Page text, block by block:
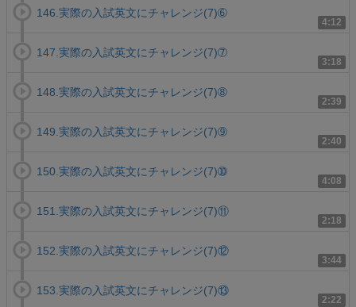
4:12
146.実際の入試英文にチャレンジ(7)➅
3:18
147.実際の入試英文にチャレンジ(7)➆
2:39
148.実際の入試英文にチャレンジ(7)➇
2:40
149.実際の入試英文にチャレンジ(7)➈
4:08
150.実際の入試英文にチャレンジ(7)➉
2:18
151.実際の入試英文にチャレンジ(7)⑪
3:44
152.実際の入試英文にチャレンジ(7)⑫
2:22
153.実際の入試英文にチャレンジ(7)⑬